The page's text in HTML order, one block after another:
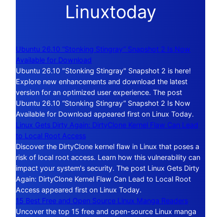
Linuxtoday
Ubuntu 26.10 “Stonking Stingray” Snapshot 2 Is Now
Available for Download
Ubuntu 26.10 "Stonking Stingray" Snapshot 2 is here!
Explore new enhancements and download the latest
version for an optimized user experience. The post
Ubuntu 26.10 “Stonking Stingray” Snapshot 2 Is Now
Available for Download appeared first on Linux Today.
Linux Gets Dirty Again: DirtyClone Kernel Flaw Can Lead
to Local Root Access
Discover the DirtyClone kernel flaw in Linux that poses a
risk of local root access. Learn how this vulnerability can
impact your system's security. The post Linux Gets Dirty
Again: DirtyClone Kernel Flaw Can Lead to Local Root
Access appeared first on Linux Today.
15 Best Free and Open Source Linux Manga Readers
Uncover the top 15 free and open-source Linux manga